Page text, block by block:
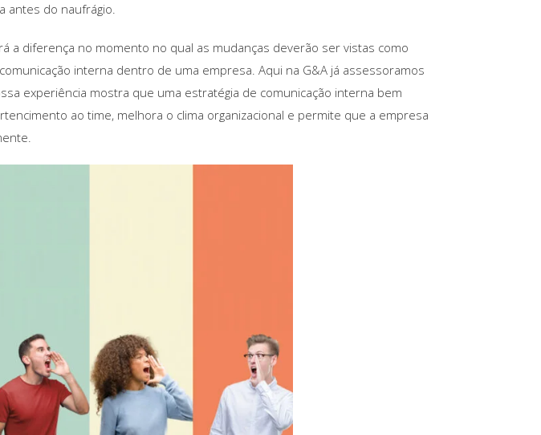
antes do naufrágio.
a diferença no momento no qual as mudanças deverão ser vistas como
interna dentro de uma empresa. Aqui na G&A já assessoramos
experiência mostra que uma estratégia de comunicação interna bem
ao time, melhora o clima organizacional e permite que a empresa